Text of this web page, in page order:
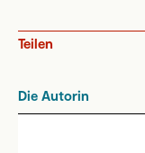
Teilen
Die Autorin